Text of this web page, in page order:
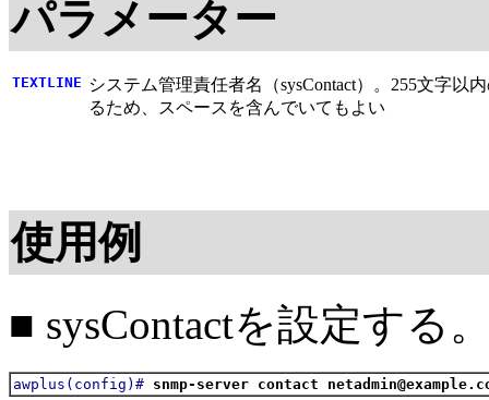
パラメーター
TEXTLINE システム管理責任者名（sysContact）。255文字
るため、スペースを含んでいてもよい
使用例
■ sysContactを設定する
awplus(config)# snmp-server contact